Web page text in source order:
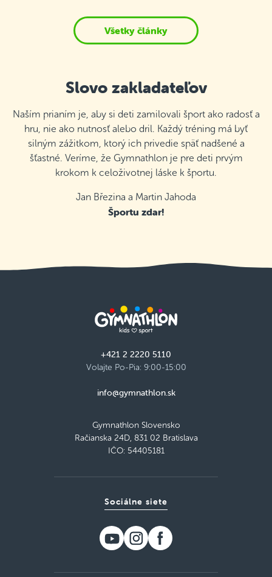
Všetky články
Slovo zakladateľov
Naším prianím je, aby si deti zamilovali šport ako radosť a
hru, nie ako nutnosť alebo dril. Každý tréning má byť
silným zážitkom, ktorý ich privedie späť nadšené a
šťastné. Veríme, že Gymnathlon je pre deti prvým
krokom k celoživotnej láske k športu.
Jan Březina a Martin Jahoda
Športu zdar!
+421 2 2220 5110
Volajte Po-Pia: 9:00-15:00
info@gymnathlon.sk
Gymnathlon Slovensko
Račianska 24D, 831 02 Bratislava
IČO: 54405181
Sociálne siete